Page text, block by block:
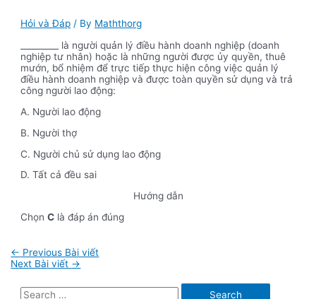
Hỏi và Đáp / By Maththorg
_________ là người quản lý điều hành doanh nghiệp (doanh
nghiệp tư nhân) hoặc là những người được ủy quyền, thuê
mướn, bổ nhiệm để trực tiếp thực hiện công việc quản lý
điều hành doanh nghiệp và được toàn quyền sử dụng và trả
công người lao động:
A. Người lao động
B. Người thợ
C. Người chủ sử dụng lao động
D. Tất cả đều sai
Hướng dẫn
ChọnC là đáp án đúng
Điều
hướng
viết
← Previous Bài viết
Next Bài viết →
S